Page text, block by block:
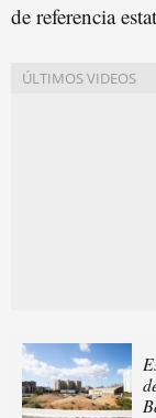
de referencia